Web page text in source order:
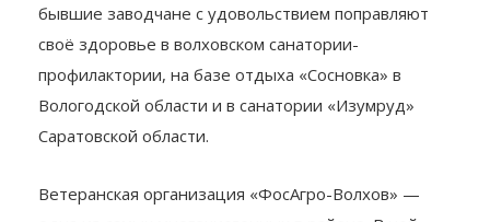
бывшие заводчане с удовольствием поправляют
своё здоровье в волховском санатории-
профилактории, на базе отдыха «Сосновка» в
Вологодской области и в санатории «Изумруд»
Саратовской области.
Ветеранская организация «ФосАгро-Волхов» —